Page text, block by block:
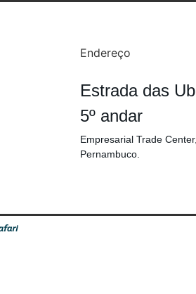
Endereço
Estrada das
5º andar
Empresarial Trade
Pernambuco.